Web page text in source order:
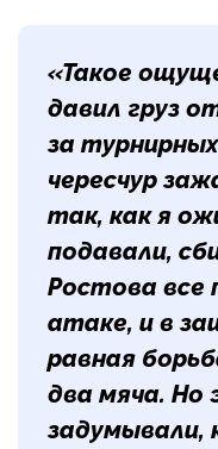
«Такое
давил груз
за
чересчур
так, как я
подавали,
Ростова все
атаке, и в
равная
два мяча.
задумывали,